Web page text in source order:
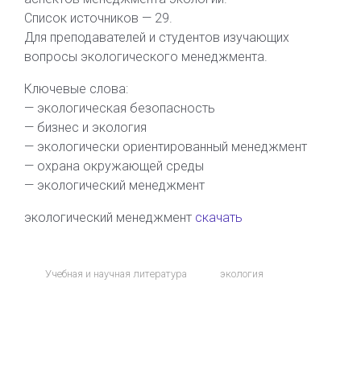
Список источников — 29.
Для преподавателей и студентов изучающих
вопросы экологического менеджмента.
Ключевые слова:
— экологическая безопасность
— бизнес и экология
— экологически ориентированный менеджмент
— охрана окружающей среды
— экологический менеджмент
экологический менеджмент скачать
Учебная и научная литература экология